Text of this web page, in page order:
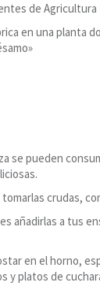
de Agricultura
en una planta
se pueden
crudas,
añadirlas a tus
en el horno,
y platos de